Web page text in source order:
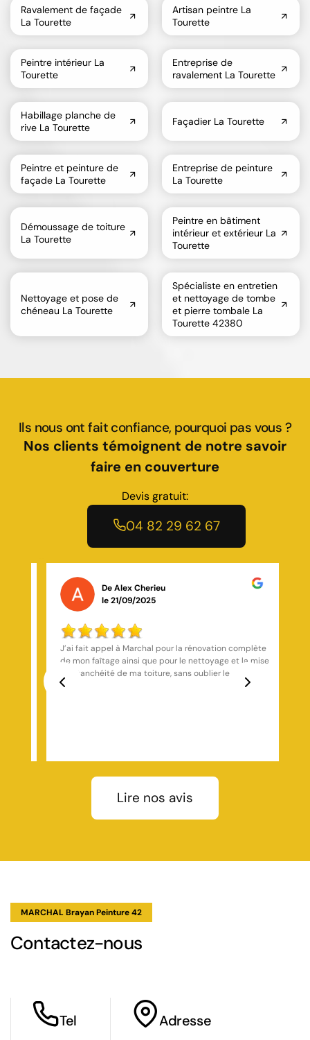
Ravalement de façade
La Tourette
Artisan peintre La
Tourette
Peintre intérieur La
Tourette
Entreprise de
ravalement La Tourette
Habillage planche de
rive La Tourette
Façadier La Tourette
Peintre et peinture de
façade La Tourette
Entreprise de peinture
La Tourette
Démoussage de toiture
La Tourette
Peintre en bâtiment
intérieur et extérieur La
Tourette
Nettoyage et pose de
chéneau La Tourette
Spécialiste en entretien
et nettoyage de tombe
et pierre tombale La
Tourette 42380
Ils nous ont fait confiance, pourquoi pas vous ?
Nos clients témoignent de notre savoir
faire en couverture
Devis gratuit:
04 82 29 62 67
De Januel Deborah
le 16/01/2025
J'ai fait appel à Mr marchal il m'a très bien conseillé
pour mes travaux de couverture Avec des conditions
de travail Excellente et un prix correct je vous le
recommande fortement.
Lire nos avis
MARCHAL Brayan Peinture 42
Contactez-nous
Tel Adresse